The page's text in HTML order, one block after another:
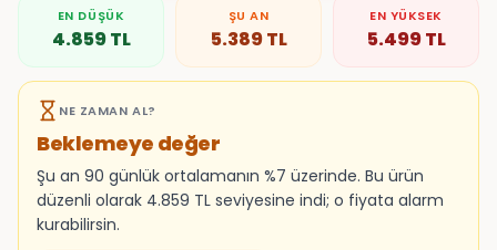
EN DÜŞÜK
4.859TL
ŞU AN
5.389TL
EN YÜKSEK
5.499TL
NE ZAMAN AL?
Beklemeye değer
Şu an 90 günlük ortalamanın %7 üzerinde. Bu ürün
düzenli olarak 4.859 TL seviyesine indi; o fiyata alarm
kurabilirsin.